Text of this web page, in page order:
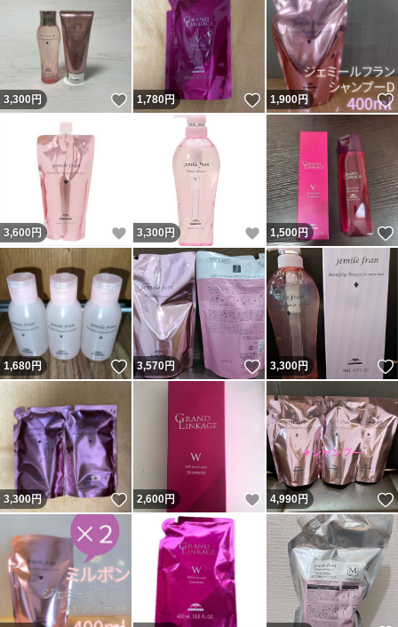
3,300円 いいね！
1,780円 いいね！
1,900円
3,600 円 いいね！
3,300 円 いいね！
1,500円
1,680円 いいね！
3,570円 いいね！
3,300円
3,300円 いいね！
2,600円 いいね！
4,990円